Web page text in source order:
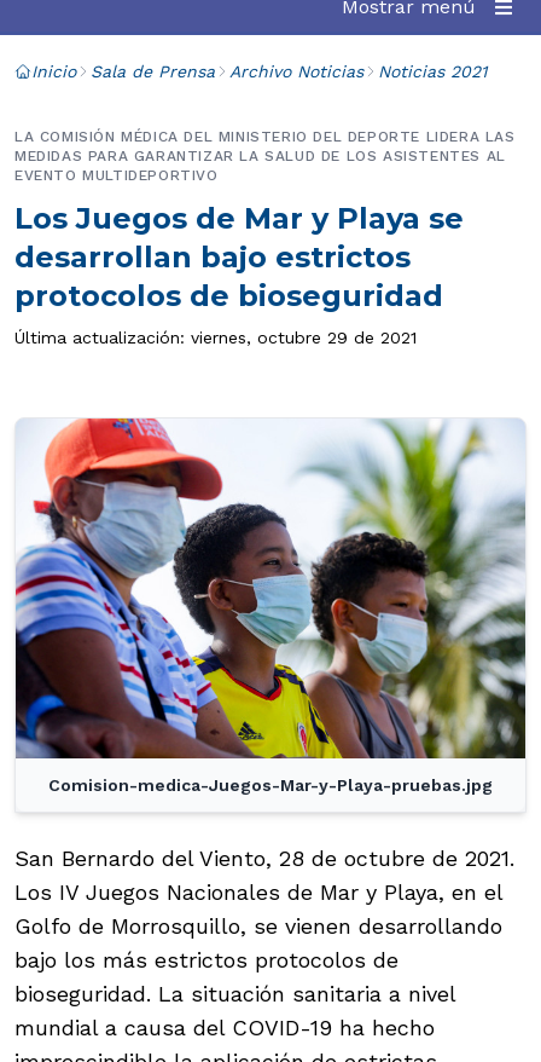
Mostrar menú
Inicio Sala de Prensa Archivo Noticias Noticias 2021
Los Juegos de Mar y Playa se
desarrollan bajo estrictos
protocolos de bioseguridad
LA COMISIÓN MÉDICA DEL MINISTERIO DEL DEPORTE LIDERA LAS
MEDIDAS PARA GARANTIZAR LA SALUD DE LOS ASISTENTES AL
EVENTO MULTIDEPORTIVO
Última actualización: viernes, octubre 29 de 2021
Comision-medica-Juegos-Mar-y-Playa-pruebas.jpg
San Bernardo del Viento, 28 de octubre de 2021.
Los IV Juegos Nacionales de Mar y Playa, en el
Golfo de Morrosquillo, se vienen desarrollando
bajo los más estrictos protocolos de
bioseguridad. La situación sanitaria a nivel
mundial a causa del COVID-19 ha hecho